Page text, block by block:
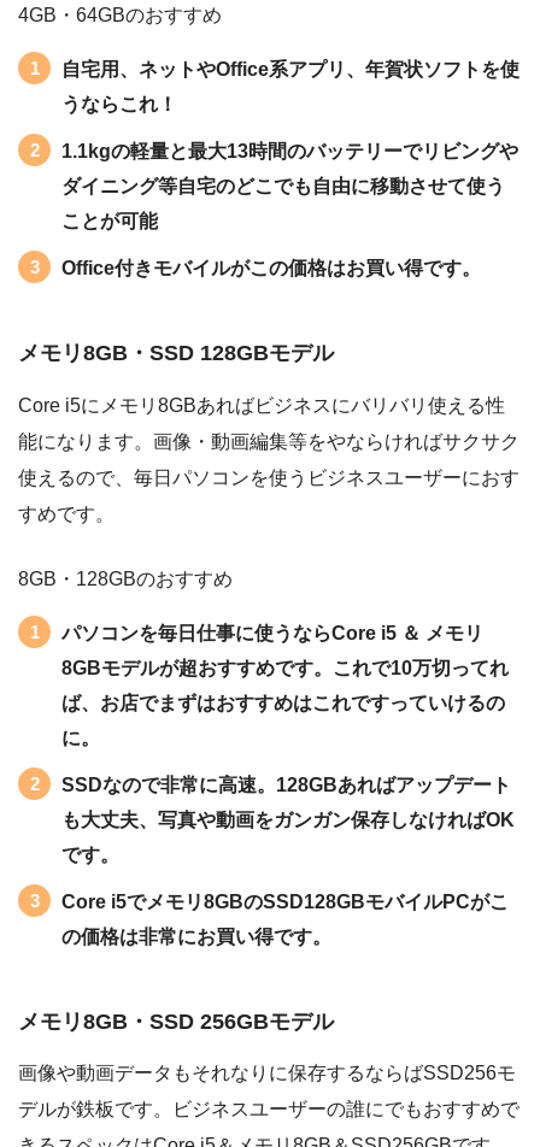
4GB・64GBのおすすめ
自宅用、ネットやOffice系アプリ、年賀状ソフトを使
うならこれ！
1.1kgの軽量と最大13時間のバッテリーでリビングや
ダイニング等自宅のどこでも自由に移動させて使う
ことが可能
Office付きモバイルがこの価格はお買い得です。
メモリ8GB・SSD 128GBモデル
Core i5にメモリ8GBあればビジネスにバリバリ使える性
能になります。画像・動画編集等をやならければサクサク
使えるので、毎日パソコンを使うビジネスユーザーにおす
すめです。
8GB・128GBのおすすめ
パソコンを毎日仕事に使うならCore i5 ＆ メモリ
8GBモデルが超おすすめです。これで10万切ってれ
ば、お店でまずはおすすめはこれですっていけるの
に。
SSDなので非常に高速。128GBあればアップデート
も大丈夫、写真や動画をガンガン保存しなければOK
です。
Core i5でメモリ8GBのSSD128GBモバイルPCがこ
の価格は非常にお買い得です。
メモリ8GB・SSD 256GBモデル
画像や動画データもそれなりに保存するならばSSD256モ
デルが鉄板です。ビジネスユーザーの誰にでもおすすめで